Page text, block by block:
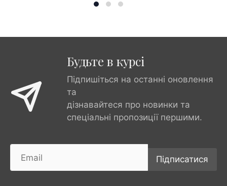
Будьте в курсі
Підпишіться на останні оновлення
та
дізнавайтеся про новинки та
спеціальні пропозиції першими.
Підписатися